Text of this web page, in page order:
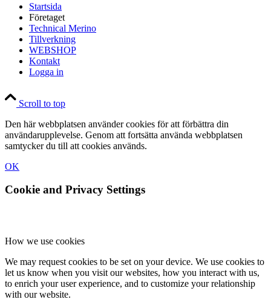
Startsida
Företaget
Technical Merino
Tillverkning
WEBSHOP
Kontakt
Logga in
Scroll to top
Den här webbplatsen använder cookies för att förbättra din
användarupplevelse. Genom att fortsätta använda webbplatsen
samtycker du till att cookies används.
OK
Cookie and Privacy Settings
How we use cookies
We may request cookies to be set on your device. We use cookies to
let us know when you visit our websites, how you interact with us,
to enrich your user experience, and to customize your relationship
with our website.